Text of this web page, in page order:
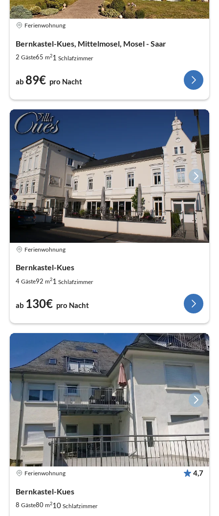
Ferienwohnung
Bernkastel-Kues, Mittelmosel, Mosel - Saar
2 Gäste65 m21 Schlafzimmer
ab 89€ pro Nacht
Ferienwohnung
Bernkastel-Kues
4 Gäste92 m21 Schlafzimmer
ab 130€ pro Nacht
Ferienwohnung 4,7
Bernkastel-Kues
8 Gäste80 m210 Schlafzimmer